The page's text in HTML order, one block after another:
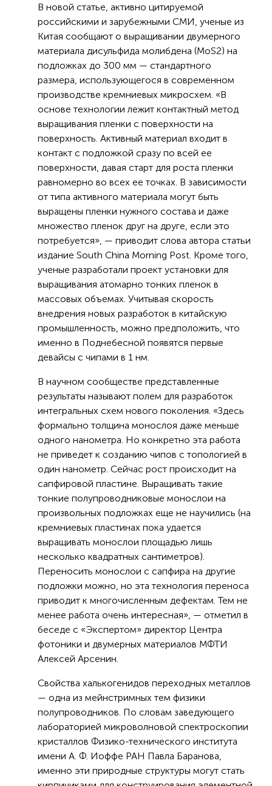
В новой статье, активно цитируемой
российскими и зарубежными СМИ, ученые из
Китая сообщают о выращивании двумерного
материала дисульфида молибдена (MoS2) на
подложках до 300 мм — стандартного
размера, использующегося в современном
производстве кремниевых микросхем. «В
основе технологии лежит контактный метод
выращивания пленки с поверхности на
поверхность. Активный материал входит в
контакт с подложкой сразу по всей ее
поверхности, давая старт для роста пленки
равномерно во всех ее точках. В зависимости
от типа активного материала могут быть
выращены пленки нужного состава и даже
множество пленок друг на друге, если это
потребуется», — приводит слова автора статьи
издание South China Morning Post. Кроме того,
ученые разработали проект установки для
выращивания атомарно тонких пленок в
массовых объемах. Учитывая скорость
внедрения новых разработок в китайскую
промышленность, можно предположить, что
именно в Поднебесной появятся первые
девайсы с чипами в 1 нм.
В научном сообществе представленные
результаты называют полем для разработок
интегральных схем нового поколения. «Здесь
формально толщина монослоя даже меньше
одного нанометра. Но конкретно эта работа
не приведет к созданию чипов с топологией в
один нанометр. Сейчас рост происходит на
сапфировой пластине. Выращивать такие
тонкие полупроводниковые монослои на
произвольных подложках еще не научились (на
кремниевых пластинах пока удается
выращивать монослои площадью лишь
несколько квадратных сантиметров).
Переносить монослои с сапфира на другие
подложки можно, но эта технология переноса
приводит к многочисленным дефектам. Тем не
менее работа очень интересная», — отметил в
беседе с «Экспертом» директор Центра
фотоники и двумерных материалов МФТИ
Алексей Арсенин.
Свойства халькогенидов переходных металлов
— одна из мейнстримных тем физики
полупроводников. По словам заведующего
лабораторией микроволновой спектроскопии
кристаллов Физико-технического института
имени А. Ф. Иоффе РАН Павла Баранова,
именно эти природные структуры могут стать